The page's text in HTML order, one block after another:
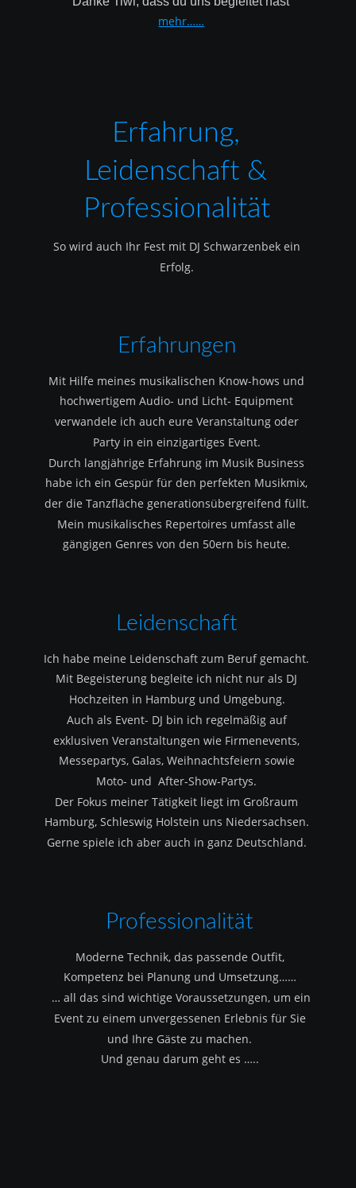
Erfahrung,
Leidenschaft &
Professionalität
So wird auch Ihr Fest mit DJ Schwarzenbek ein
Erfolg.
Erfahrungen
Mit Hilfe meines musikalischen Know-hows und
hochwertigem Audio- und Licht- Equipment
verwandele ich auch eure Veranstaltung oder
Party in ein einzigartiges Event.
Durch langjährige Erfahrung im Musik Business
habe ich ein Gespür für den perfekten Musikmix,
der die Tanzfläche generationsübergreifend füllt.
Mein musikalisches Repertoires umfasst alle
gängigen Genres von den 50ern bis heute.
Leidenschaft
Ich habe meine Leidenschaft zum Beruf gemacht.
Mit Begeisterung begleite ich nicht nur als DJ
Hochzeiten in Hamburg und Umgebung.
Auch als Event- DJ bin ich regelmäßig auf
exklusiven Veranstaltungen wie Firmenevents,
Messepartys, Galas, Weihnachtsfeiern sowie
Moto- und  After-Show-Partys.
Der Fokus meiner Tätigkeit liegt im Großraum
Hamburg, Schleswig Holstein uns Niedersachsen.
Gerne spiele ich aber auch in ganz Deutschland.
Professionalität
Moderne Technik, das passende Outfit,
Kompetenz bei Planung und Umsetzung……
… all das sind wichtige Voraussetzungen, um ein
Event zu einem unvergessenen Erlebnis für Sie
und Ihre Gäste zu machen.
Und genau darum geht es …..
mehr……